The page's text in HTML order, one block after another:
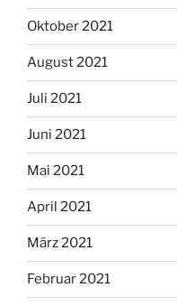
Oktober 2021
August 2021
Juli 2021
Juni 2021
Mai 2021
April 2021
März 2021
Februar 2021